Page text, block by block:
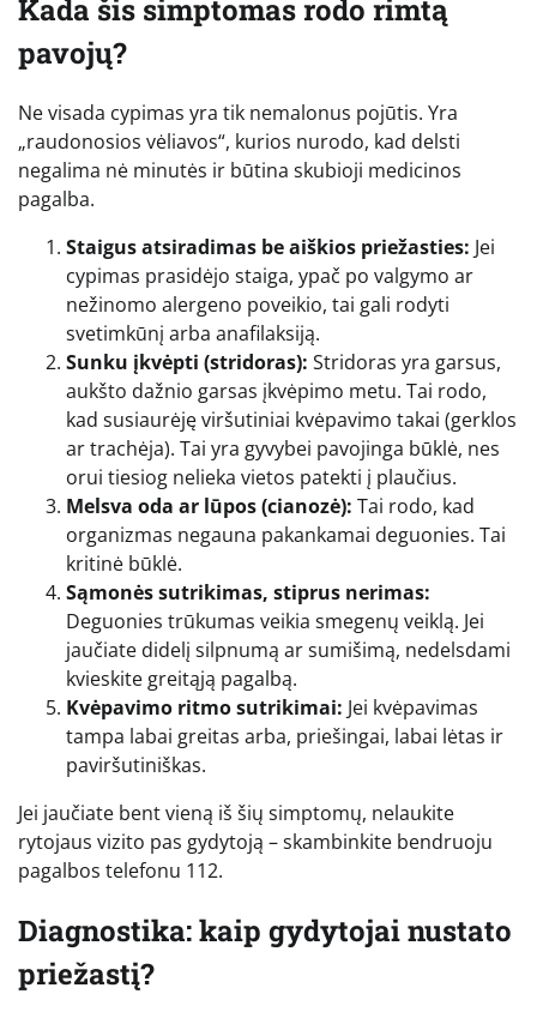
Kada šis simptomas rodo rimtą
pavojų?
Ne visada cypimas yra tik nemalonus pojūtis. Yra
„raudonosios vėliavos“, kurios nurodo, kad delsti
negalima nė minutės ir būtina skubioji medicinos
pagalba.
Staigus atsiradimas be aiškios priežasties: Jei
cypimas prasidėjo staiga, ypač po valgymo ar
nežinomo alergeno poveikio, tai gali rodyti
svetimkūnį arba anafilaksiją.
Sunku įkvėpti (stridoras): Stridoras yra garsus,
aukšto dažnio garsas įkvėpimo metu. Tai rodo,
kad susiaurėję viršutiniai kvėpavimo takai (gerklos
ar trachėja). Tai yra gyvybei pavojinga būklė, nes
orui tiesiog nelieka vietos patekti į plaučius.
Melsva oda ar lūpos (cianozė): Tai rodo, kad
organizmas negauna pakankamai deguonies. Tai
kritinė būklė.
Sąmonės sutrikimas, stiprus nerimas:
Deguonies trūkumas veikia smegenų veiklą. Jei
jaučiate didelį silpnumą ar sumišimą, nedelsdami
kvieskite greitąją pagalbą.
Kvėpavimo ritmo sutrikimai: Jei kvėpavimas
tampa labai greitas arba, priešingai, labai lėtas ir
paviršutiniškas.
Jei jaučiate bent vieną iš šių simptomų, nelaukite
rytojaus vizito pas gydytoją – skambinkite bendruoju
pagalbos telefonu 112.
Diagnostika: kaip gydytojai nustato
priežastį?